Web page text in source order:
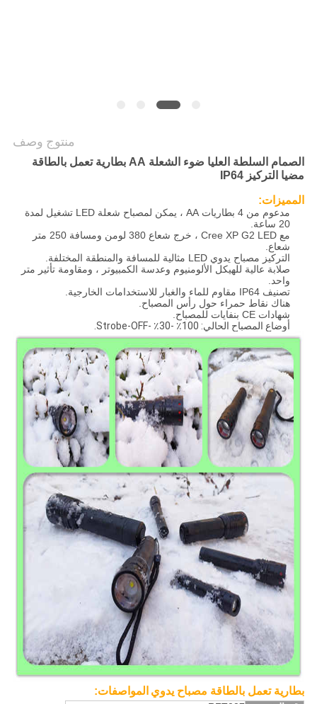
منتوج وصف
الصمام السلطة العليا ضوء الشعلة AA بطارية تعمل بالطاقة
مضيا التركيز IP64
المميزات:
مدعوم من 4 بطاريات AA ، يمكن لمصباح شعلة LED تشغيل لمدة
20 ساعة.
مع Cree XP G2 LED ، خرج شعاع 380 لومن ومسافة 250 متر
شعاع.
التركيز مصباح يدوي LED مثالية للمسافة والمنطقة المختلفة.
صلابة عالية للهيكل الألومنيوم وعدسة الكمبيوتر ، ومقاومة تأثير متر
واحد.
تصنيف IP64 مقاوم للماء والغبار للاستخدامات الخارجية.
هناك نقاط حمراء حول رأس المصباح.
شهادات CE بنفايات للمصباح.
أوضاع المصباح الحالي: 100٪ -30٪ -Strobe-OFF.
بطارية تعمل بالطاقة مصباح يدوي المواصفات: